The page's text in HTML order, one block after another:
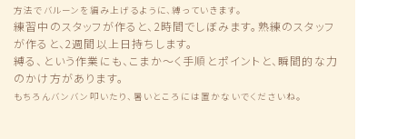
方法でバルーンを編み上げるように、縛っていきます。
練習中のスタッフが作ると、2時間でしぼみます。熟練のスタッフ
が作ると、2週間以上日持ちします。
縛る、という作業にも、こまか〜く手順とポイントと、瞬間的な力
のかけ方があります。
もちろんバンバン叩いたり、暑いところには置かないでくださいね。